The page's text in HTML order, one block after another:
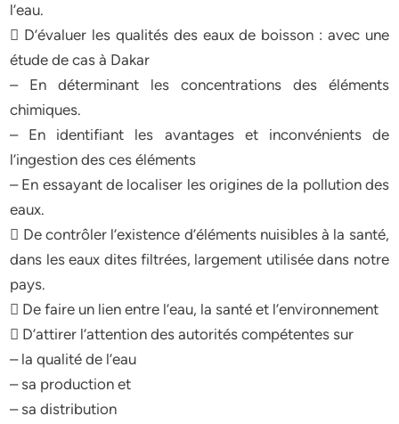
l’eau.
 D’évaluer les qualités des eaux de boisson : avec une
étude de cas à Dakar
– En déterminant les concentrations des éléments
chimiques.
– En identifiant les avantages et inconvénients de
l’ingestion des ces éléments
– En essayant de localiser les origines de la pollution des
eaux.
 De contrôler l’existence d’éléments nuisibles à la santé,
dans les eaux dites filtrées, largement utilisée dans notre
pays.
 De faire un lien entre l’eau, la santé et l’environnement
 D’attirer l’attention des autorités compétentes sur
– la qualité de l’eau
– sa production et
– sa distribution